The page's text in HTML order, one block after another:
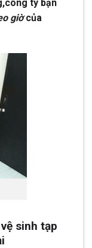
ty bạn
giờcủa
sinh tạp